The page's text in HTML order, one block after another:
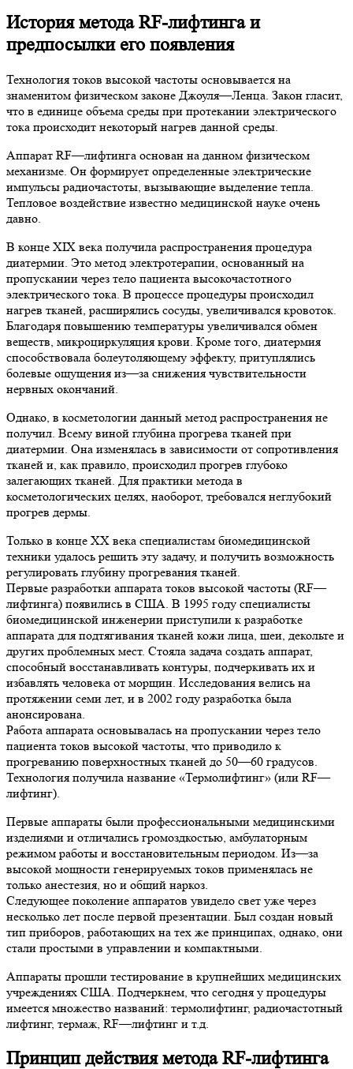
История метода RF-лифтинга и
предпосылки его появления
Технология токов высокой частоты основывается на
знаменитом физическом законе Джоуля—Ленца. Закон гласит,
что в единице объема среды при протекании электрического
тока происходит некоторый нагрев данной среды.
Аппарат RF—лифтинга основан на данном физическом
механизме. Он формирует определенные электрические
импульсы радиочастоты, вызывающие выделение тепла.
Тепловое воздействие известно медицинской науке очень
давно.
В конце XIX века получила распространения процедура
диатермии. Это метод электротерапии, основанный на
пропускании через тело пациента высокочастотного
электрического тока. В процессе процедуры происходил
нагрев тканей, расширялись сосуды, увеличивался кровоток.
Благодаря повышению температуры увеличивался обмен
веществ, микроциркуляция крови. Кроме того, диатермия
способствовала болеутоляющему эффекту, притуплялись
болевые ощущения из—за снижения чувствительности
нервных окончаний.
Однако, в косметологии данный метод распространения не
получил. Всему виной глубина прогрева тканей при
диатермии. Она изменялась в зависимости от сопротивления
тканей и, как правило, происходил прогрев глубоко
залегающих тканей. Для практики метода в
косметологических целях, наоборот, требовался неглубокий
прогрев дермы.
Только в конце XX века специалистам биомедицинской
техники удалось решить эту задачу, и получить возможность
регулировать глубину прогревания тканей.
Первые разработки аппарата токов высокой частоты (RF—
лифтинга) появились в США. В 1995 году специалисты
биомедицинской инженерии приступили к разработке
аппарата для подтягивания тканей кожи лица, шеи, декольте и
других проблемных мест. Стояла задача создать аппарат,
способный восстанавливать контуры, подчеркивать их и
избавлять человека от морщин. Исследования велись на
протяжении семи лет, и в 2002 году разработка была
анонсирована.
Работа аппарата основывалась на пропускании через тело
пациента токов высокой частоты, что приводило к
прогреванию поверхностных тканей до 50—60 градусов.
Технология получила название «Термолифтинг» (или RF—
лифтинг).
Первые аппараты были профессиональными медицинскими
изделиями и отличались громоздкостью, амбулаторным
режимом работы и восстановительным периодом. Из—за
высокой мощности генерируемых токов применялась не
только анестезия, но и общий наркоз.
Следующее поколение аппаратов увидело свет уже через
несколько лет после первой презентации. Был создан новый
тип приборов, работающих на тех же принципах, однако, они
стали простыми в управлении и компактными.
Аппараты прошли тестирование в крупнейших медицинских
учреждениях США. Подчеркнем, что сегодня у процедуры
имеется множество названий: термолифтинг, радиочастотный
лифтинг, термаж, RF—лифтинг и т.д.
Принцип действия метода RF-лифтинга